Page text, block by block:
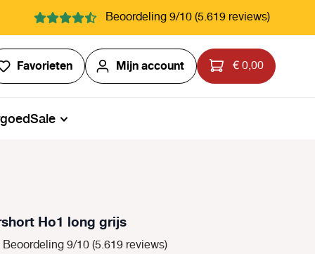
Beoordeling 9/10 (5.619 reviews)
Favorieten Je hebt 0 items op je verlanglijstje
Mijn account € 0,00
Sale
Ho1 long grijs
Beoordeling 9/10 (5.619 reviews)